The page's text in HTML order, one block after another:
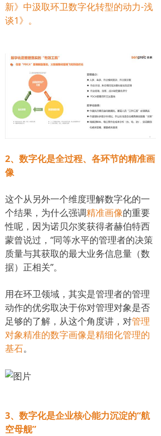
新》中汲取环卫数字化转型的动力-浅
谈1》 。
2、数字化是全过程、各环节的精准画
像
这个从另外一个维度理解数字化的一
个结果，为什么强调精准画像的重要
性呢，因为诺贝尔奖获得者赫伯特西
蒙曾说过，“同等水平的管理者的决策
质量与其获取的最大业务信息量（数
据）正相关”。
用在环卫领域，其实是管理者的管理
动作的优劣取决于你对管理对象是否
足够的了解，从这个角度讲，对管理
对象精准的数字画像是精细化管理的
基石。
3、数字化是企业核心能力沉淀的“航
空母舰”